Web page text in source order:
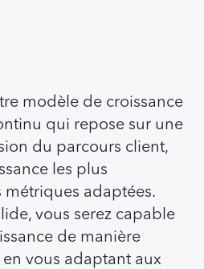
modèle de croissance
qui repose sur une
du parcours client,
les plus
métriques adaptées.
vous serez capable
de manière
vous adaptant aux